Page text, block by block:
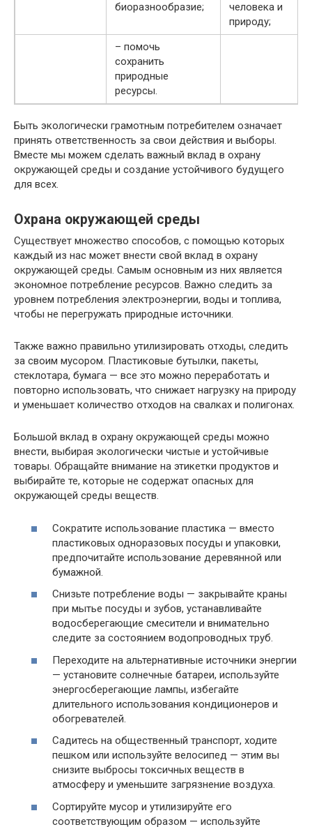
биоразнообразие;
человека и
природу;
– помочь
сохранить
природные
ресурсы.
Быть экологически грамотным потребителем означает
принять ответственность за свои действия и выборы.
Вместе мы можем сделать важный вклад в охрану
окружающей среды и создание устойчивого будущего
для всех.
Охрана окружающей среды
Существует множество способов, с помощью которых
каждый из нас может внести свой вклад в охрану
окружающей среды. Самым основным из них является
экономное потребление ресурсов. Важно следить за
уровнем потребления электроэнергии, воды и топлива,
чтобы не перегружать природные источники.
Также важно правильно утилизировать отходы, следить
за своим мусором. Пластиковые бутылки, пакеты,
стеклотара, бумага — все это можно переработать и
повторно использовать, что снижает нагрузку на природу
и уменьшает количество отходов на свалках и полигонах.
Большой вклад в охрану окружающей среды можно
внести, выбирая экологически чистые и устойчивые
товары. Обращайте внимание на этикетки продуктов и
выбирайте те, которые не содержат опасных для
окружающей среды веществ.
Сократите использование пластика — вместо
пластиковых одноразовых посуды и упаковки,
предпочитайте использование деревянной или
бумажной.
Снизьте потребление воды — закрывайте краны
при мытье посуды и зубов, устанавливайте
водосберегающие смесители и внимательно
следите за состоянием водопроводных труб.
Переходите на альтернативные источники энергии
— установите солнечные батареи, используйте
энергосберегающие лампы, избегайте
длительного использования кондиционеров и
обогревателей.
Садитесь на общественный транспорт, ходите
пешком или используйте велосипед — этим вы
снизите выбросы токсичных веществ в
атмосферу и уменьшите загрязнение воздуха.
Сортируйте мусор и утилизируйте его
соответствующим образом — используйте